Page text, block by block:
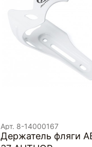
Арт. 8-14000167
Держатель фляги ABC-